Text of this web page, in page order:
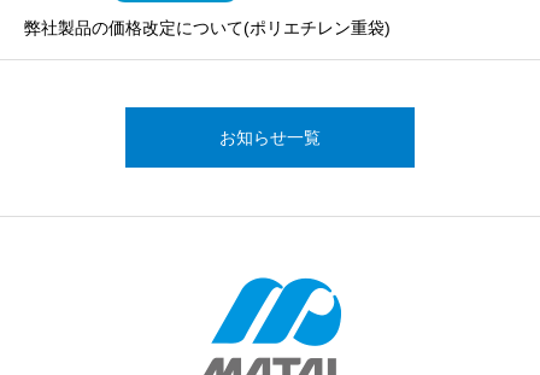
弊社製品の価格改定について(ポリエチレン重袋)
お知らせ一覧